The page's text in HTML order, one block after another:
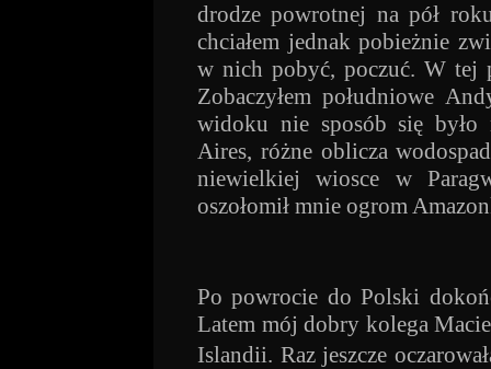
drodze powrotnej na pół
chciałem jednak pobieżnie
w nich pobyć, poczuć. W tej
Zobaczyłem południowe
widoku nie sposób się było
Aires, różne oblicza
niewielkiej wiosce w
oszołomił mnie ogrom
Po powrocie do Polski
Latem mój dobry kolega
Islandii. Raz jeszcze